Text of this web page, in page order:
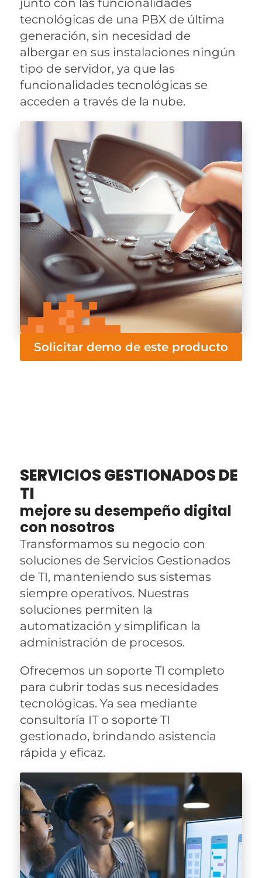
Solicitar demo de este producto
tecnológicas de una PBX de última
generación, sin necesidad de
albergar en sus instalaciones ningún
tipo de servidor, ya que las
funcionalidades tecnológicas se
acceden a través de la nube.
SERVICIOS GESTIONADOS DE
TI
mejore su desempeño digital
con nosotros
Transformamos su negocio con
soluciones de Servicios Gestionados
de TI, manteniendo sus sistemas
siempre operativos. Nuestras
soluciones permiten la
automatización y simplifican la
administración de procesos.
Ofrecemos un soporte TI completo
para cubrir todas sus necesidades
tecnológicas. Ya sea mediante
consultoría IT o soporte TI
gestionado, brindando asistencia
rápida y eficaz.